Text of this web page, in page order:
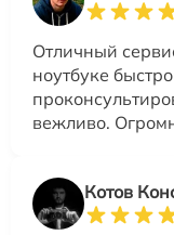
Отличный
ноутбуке
вежливо.
Котов